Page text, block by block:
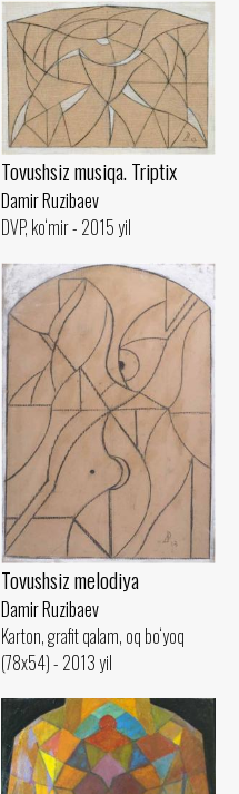
Tovushsiz musiqa. Triptix
Damir Ruzibaev
DVP, ko‘mir - 2015 yil
Tovushsiz melodiya
Damir Ruzibaev
Karton, grafit qalam, oq bo‘yoq
(78x54) - 2013 yil